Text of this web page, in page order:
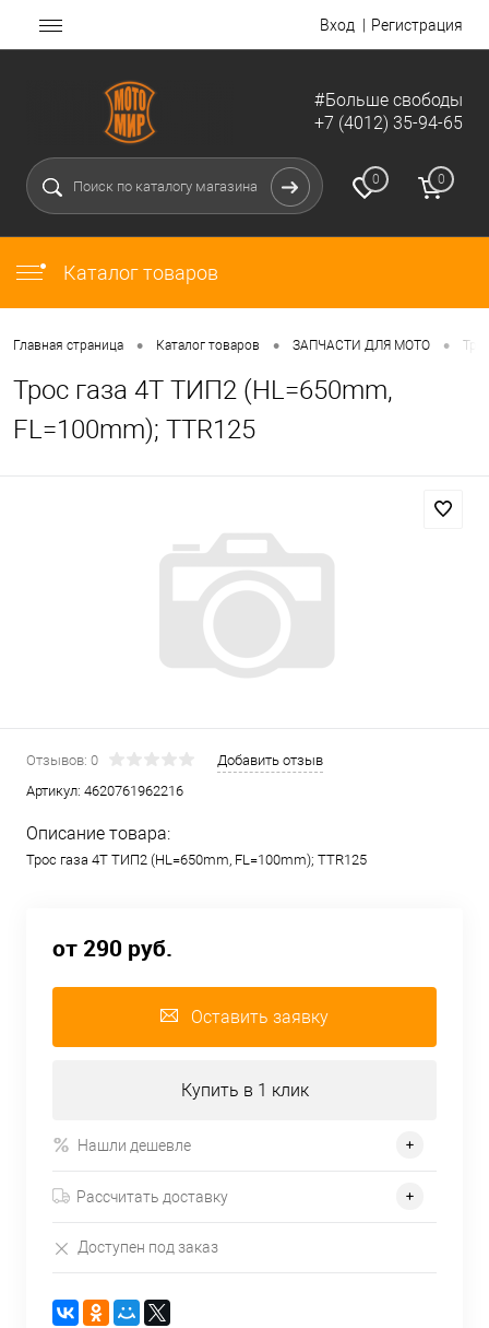
Вход Регистрация
#Больше свободы
+7 (4012) 35-94-65
0 0
Каталог товаров
Главная страница • Каталог товаров • ЗАПЧАСТИ ДЛЯ МОТО •
Трос газа 4Т ТИП2 (HL=650mm,
FL=100mm); TTR125
Отзывов: 0
Добавить отзыв
Артикул: 4620761962216
Описание товара:
Трос газа 4Т ТИП2 (HL=650mm, FL=100mm); TTR125
от 290 руб.
Оставить заявку
Купить в 1 клик
Нашли дешевле
Рассчитать доставку
Доступен под заказ